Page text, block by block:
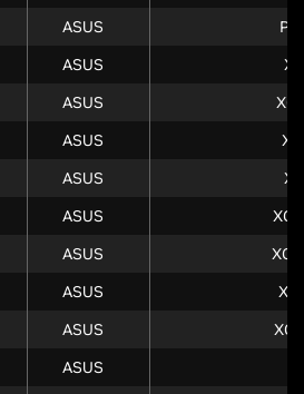
ASUS
ASUS
ASUS
ASUS
ASUS
ASUS
ASUS
ASUS
ASUS
ASUS